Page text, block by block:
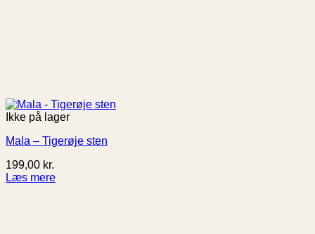
Ikke på lager
Mala – Tigerøje sten
199,00 kr.
Læs mere